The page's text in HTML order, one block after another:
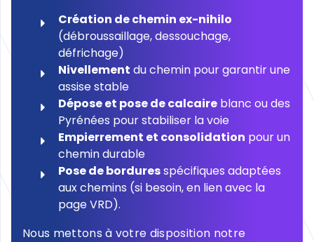
Création de chemin ex-nihilo
(débroussaillage, dessouchage,
défrichage)
Nivellement du chemin pour garantir une
assise stable
Dépose et pose de calcaire blanc ou des
Pyrénées pour stabiliser la voie
Empierrement et consolidation pour un
chemin durable
Pose de borduresspécifiques adaptées
aux chemins (si besoin, en lien avec la
page VRD).
Nous mettons à votre disposition notre